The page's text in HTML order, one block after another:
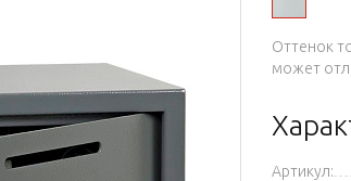
Оттенок
может
Артикул: